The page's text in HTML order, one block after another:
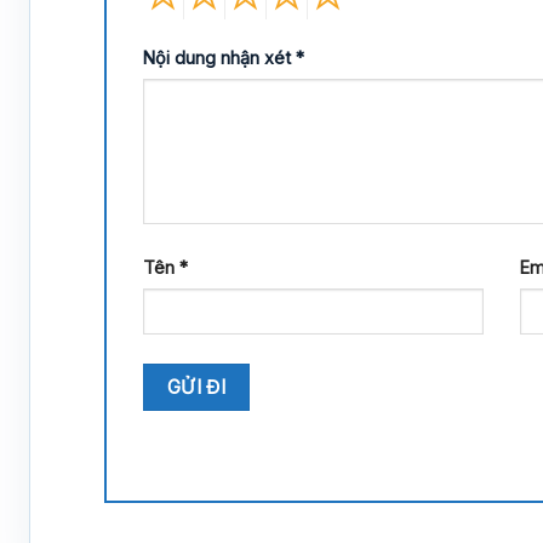
Nội dung nhận xét*
Tên *